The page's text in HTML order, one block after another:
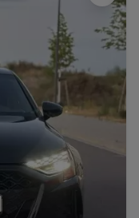
Jaguar
Dodge